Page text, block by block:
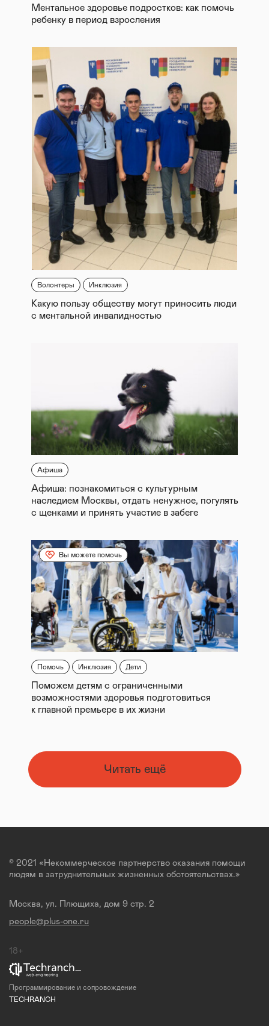
Ментальное здоровье подростков: как помочь
ребенку в период взросления
Волонтеры Инклюзия
Какую пользу обществу могут приносить люди
с ментальной инвалидностью
Афиша
Афиша: познакомиться с культурным
наследием Москвы, отдать ненужное, погулять
с щенками и принять участие в забеге
Вы можете помочь
Помочь Инклюзия Дети
Поможем детям с ограниченными
возможностями здоровья подготовиться
к главной премьере в их жизни
Читать ещё
© 2021 «Некоммерческое партнерство оказания помощи
людям в затруднительных жизненных обстоятельствах.»
Москва, ул. Плющиха, дом 9 стр. 2
people@plus-one.ru
18+
Программирование и сопровождение
TECHRANCH